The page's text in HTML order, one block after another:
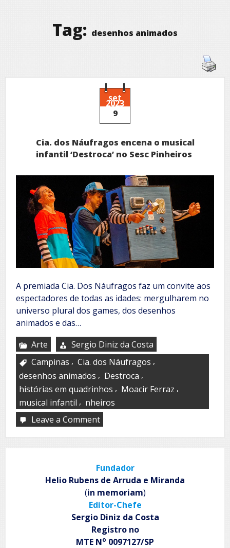
Tag: desenhos animados
set
2023
9
Cia. dos Náufragos encena o musical
infantil ‘Destroca’ no Sesc Pinheiros
A premiada Cia. Dos Náufragos faz um convite aos
espectadores de todas as idades: mergulharem no
universo plural dos games, dos desenhos
animados e das…
Arte
Sergio Diniz da Costa
Campinas , Cia. dos Náufragos ,
desenhos animados , Destroca ,
histórias em quadrinhos , Moacir Ferraz ,
musical infantil , nheiros
Leave a Commenton
dos
o
musical
infantil ‘Destroca’ no
Sesc
Pinheiros
Fundador
Helio Rubens de Arruda e Miranda
(in memoriam)
Editor-Chefe
Sergio Diniz da Costa
Registro no
MTE No 0097127/SP